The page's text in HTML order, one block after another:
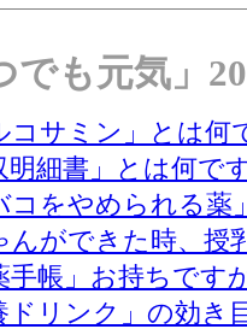
でも元気」
コサミン」とは何
明細書」とは何で
コをやめられる
んができた時、授
手帳」お持ちです
ドリンク」の効き